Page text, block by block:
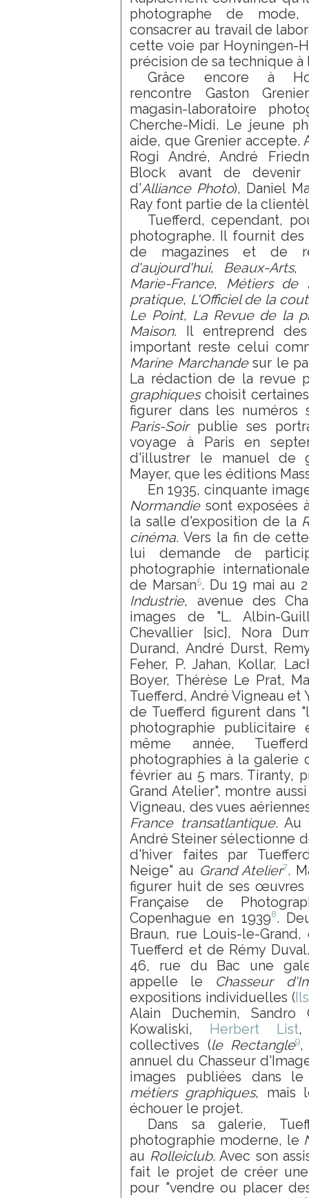
photographe de
consacrer au travail de
cette voie par Hoyningen-
précision de sa technique
Grâce encore à
rencontre Gaston
magasin-laboratoire
Cherche-Midi. Le jeune
aide, que Grenier accepte.
Rogi André, André
Block avant de
d'Alliance Photo), Daniel
Ray font partie de la
Tuefferd, cependant,
photographe. Il fournit
de magazines et de
d'aujourd'hui, Beaux-Arts,
Marie-France, Métiers de
pratique, L'Officiel de la
Le Point, La Revue de la
Maison. Il entreprend
important reste celui
Marine Marchandesur le
La rédaction de la revue
graphiqueschoisit
figurer dans les numéros
Paris-Soir publie ses
voyage à Paris en
d'illustrer le manuel de
Mayer, que les éditions
En 1935, cinquante
Normandiesont exposées
la salle d'exposition de la
cinéma. Vers la fin de
lui demande de
photographie
de Marsan5. Du 19 mai au
Industrie, avenue des
images de "L. Albin-
Chevallier [sic], Nora
Durand, André Durst,
Feher, P. Jahan, Kollar,
Boyer, Thérèse Le Prat,
Tuefferd, André Vigneau et
de Tuefferd figurent dans
photographie publicitaire
même année,
photographies à la galerie
février au 5 mars. Tiranty,
Grand Atelier", montre
Vigneau, des vues
France transatlantique. Au
André Steiner sélectionne
d'hiver faites par
Neige" au Grand Atelier7.
figurer huit de ses œuvres
Française de
Copenhague en 19398.
Braun, rue Louis-le-
Tuefferd et de Rémy
46, rue du Bac une
appelle le Chasseur
expositions individuelles (
Alain Duchemin,
Kowaliski,
Herbert List
collectives (le Rectangle9
annuel du Chasseur
images publiées dans
métiers graphiques, mais
échouer le projet.
Dans sa galerie,
photographie moderne, le
au Rolleiclub. Avec son
fait le projet de créer
pour "vendre ou placer